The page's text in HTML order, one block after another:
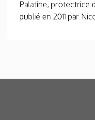
Palatine, protectrice
publié en 2011 par